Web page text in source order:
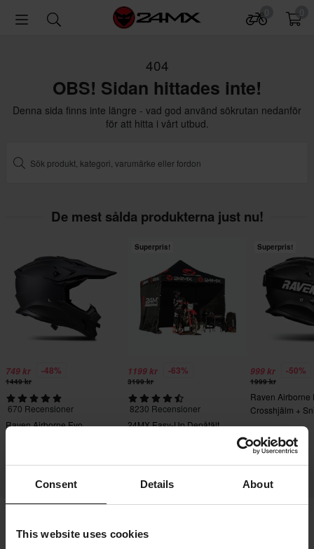
Consent Details About
This website uses cookies
404
OBS! Sidan hittades inte!
Denna sida finns inte längre - vad god använd sökrutan nedanför
för att hitta i vårt utbud.
De mest sålda produkterna just nu!
749 kr -48%
1449 kr
670 Recensioner
Raven Airborne Evo
Superpris!
1199 kr -63%
3199 kr
8230 Recensioner
24MX Easy-Up Depåtält
Superpris!
999 kr -50%
1999 kr
Raven Airborne
Crosshjälm +
Frakt & Leverans